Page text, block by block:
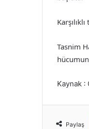
Tasnim
Kaynak
Paylaş